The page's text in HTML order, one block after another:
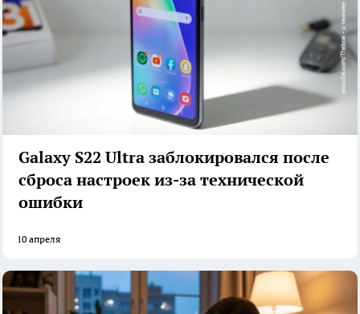
Galaxy S22 Ultra заблокировался после
сброса настроек из-за технической
ошибки
10 апреля